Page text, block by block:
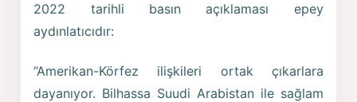
2022 tarihli basın açıklaması epey
aydınlatıcıdır:
“Amerikan-Körfez ilişkileri ortak çıkarlara
dayanıyor. Bilhassa Suudi Arabistan ile sağlam